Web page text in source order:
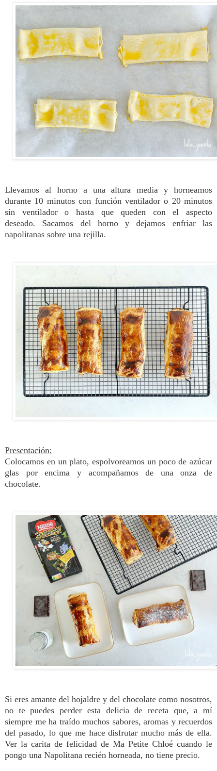
Llevamos al horno a una altura media y horneamos
durante 10 minutos con función ventilador o 20 minutos
sin ventilador o hasta que queden con el aspecto
deseado. Sacamos del horno y dejamos enfriar las
napolitanas sobre una rejilla.
Presentación:
Colocamos en un plato, espolvoreamos un poco de azúcar
glas por encima y acompañamos de una onza de
chocolate.
Si eres amante del hojaldre y del chocolate como nosotros,
no te puedes perder esta delicia de receta que, a mí
siempre me ha traído muchos sabores, aromas y recuerdos
del pasado, lo que me hace disfrutar mucho más de ella.
Ver la carita de felicidad de Ma Petite Chloé cuando le
pongo una Napolitana recién horneada, no tiene precio.